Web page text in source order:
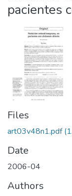
pacientes
Files
art03v48n1.pdf
Date
2006-04
Authors